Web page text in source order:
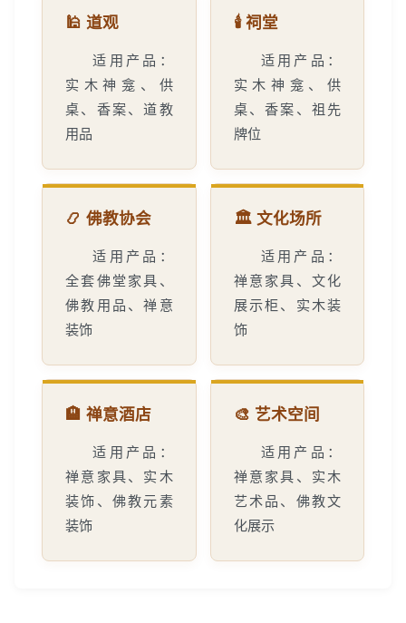
🕌 道观
适用产品：
实木神龛、供
桌、香案、道教
用品
🕯️ 祠堂
适用产品：
实木神龛、供
桌、香案、祖先
牌位
📿 佛教协会
适用产品：
全套佛堂家具、
佛教用品、禅意
装饰
🏛️ 文化场所
适用产品：
禅意家具、文化
展示柜、实木装
饰
🏨 禅意酒店
适用产品：
禅意家具、实木
装饰、佛教元素
装饰
🎨 艺术空间
适用产品：
禅意家具、实木
艺术品、佛教文
化展示